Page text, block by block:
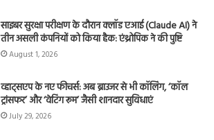
साइबर सुरक्षा परीक्षण के दौरान क्लॉड एआई (Claude AI) ने
तीन असली कंपनियों को किया हैक: एंथ्रोपिक ने की पुष्टि
August 1, 2026
व्हाट्सएप के नए फीचर्स: अब ब्राउजर से भी कॉलिंग, ‘कॉल
ट्रांसफर’ और ‘वेटिंग रूम’ जैसी शानदार सुविधाएं
July 29, 2026